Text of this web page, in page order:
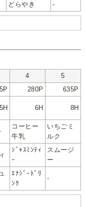
どらやき -
4
5
280P
635P
5H 6H 8H
コーヒー
牛乳
いちごミ
ルク
ｼﾞｬｽﾐﾝﾃｨ
ｰ
スムージ
ー
ｴﾅｼﾞｰﾄﾞﾘ
ﾝｸ
-